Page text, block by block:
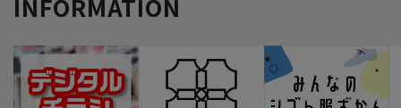
INFORMATION